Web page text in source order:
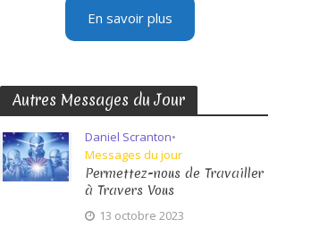
En savoir plus
Autres Messages du Jour
Daniel Scranton•
Messages du jour
Permettez-nous de Travailler
à Travers Vous
13 octobre 2023